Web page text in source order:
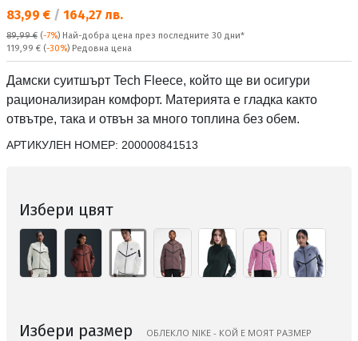
Текуща цена:
83,99 € / 164,27 лв.
89,99 € (-7%) Най-добра цена през последните 30 дни*
Редовна цена:
119,99 € (-30%) Редовна цена
Дамски суитшърт Tech Fleece, който ще ви осигури
рационализиран комфорт. Материята е гладка както
отвътре, така и отвън за много топлина без обем.
АРТИКУЛЕН НОМЕР: 200000841513
Избери цвят
Избери размер ОБЛЕКЛО NIKE - КОЙ Е МОЯТ РАЗМЕР